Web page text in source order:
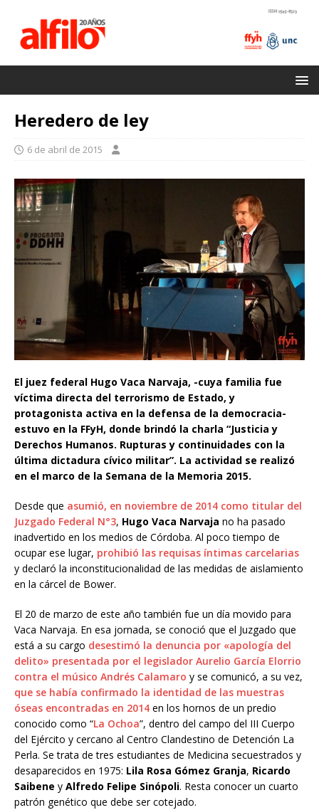
Heredero de ley
6 de abril de 2015
El juez federal Hugo Vaca Narvaja, -cuya familia fue
víctima directa del terrorismo de Estado, y
protagonista activa en la defensa de la democracia-
estuvo en la FFyH, donde brindó la charla “Justicia y
Derechos Humanos. Rupturas y continuidades con la
última dictadura cívico militar”. La actividad se realizó
en el marco de la Semana de la Memoria 2015.
Desde que asumió, en noviembre de 2014 como titular del
Juzgado Federal N°3, Hugo Vaca Narvaja no ha pasado
inadvertido en los medios de Córdoba. Al poco tiempo de
ocupar ese lugar, prohibió las requisas íntimas carcelarias
y declaró la inconstitucionalidad de las medidas de aislamiento
en la cárcel de Bower.
El 20 de marzo de este año también fue un día movido para
Vaca Narvaja. En esa jornada, se conoció que el Juzgado que
está a su cargo desestimó la denuncia por «apología del
delito» presentada por el legislador Aurelio García Elorrio
contra el músico Andrés Calamaro y se comunicó, a su vez,
que se había confirmado la identidad de las muestras
óseas encontradas en 2014 en los hornos de un predio
conocido como “La Ochoa”, dentro del campo del III Cuerpo
del Ejército y cercano al Centro Clandestino de Detención La
Perla. Se trata de tres estudiantes de Medicina secuestrados y
desaparecidos en 1975: Lila Rosa Gómez Granja, Ricardo
Saibene y Alfredo Felipe Sinópoli. Resta conocer un cuarto
patrón genético que debe ser cotejado.